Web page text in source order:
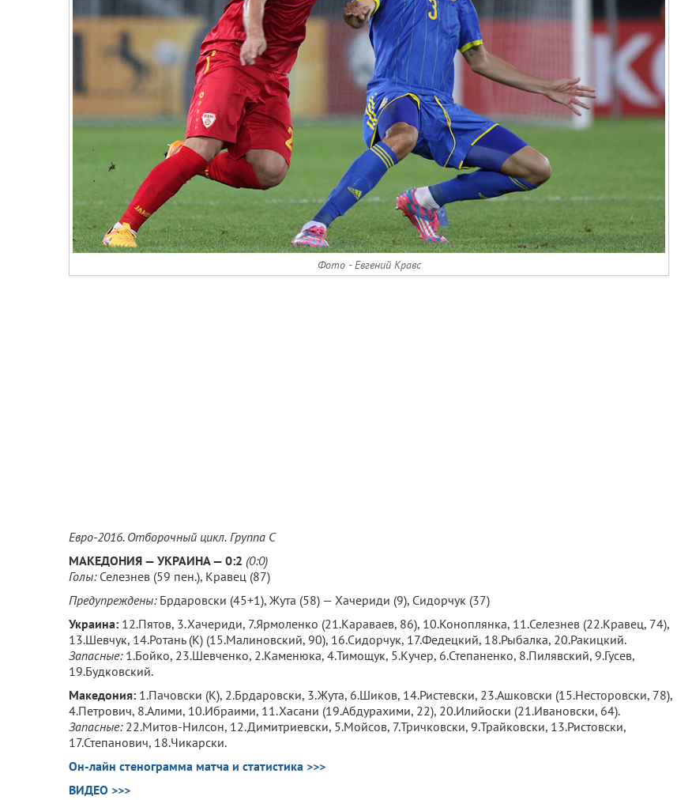
Фото - Евгений Кравс
Евро-2016. Отборочный цикл. Группа С
МАКЕДОНИЯ — УКРАИНА — 0:2 (0:0)
Голы:Селезнев (59 пен.), Кравец (87)
Предупреждены:Брдаровски (45+1), Жута (58) — Хачериди (9), Сидорчук (37)
Украина: 12.Пятов, 3.Хачериди, 7.Ярмоленко (21.Караваев, 86), 10.Коноплянка, 11.Селезнев (22.Кравец, 74),
13.Шевчук, 14.Ротань (К) (15.Малиновский, 90), 16.Сидорчук, 17.Федецкий, 18.Рыбалка, 20.Ракицкий.
Запасные:1.Бойко, 23.Шевченко, 2.Каменюка, 4.Тимощук, 5.Кучер, 6.Степаненко, 8.Пилявский, 9.Гусев,
19.Будковский.
Македония: 1.Пачовски (К), 2.Брдаровски, 3.Жута, 6.Шиков, 14.Ристевски, 23.Ашковски (15.Несторовски, 78),
4.Петрович, 8.Алими, 10.Ибраими, 11.Хасани (19.Абдурахими, 22), 20.Илийоски (21.Ивановски, 64).
Запасные: 22.Митов-Нилсон, 12.Димитриевски, 5.Мойсов, 7.Тричковски, 9.Трайковски, 13.Ристовски,
17.Степанович, 18.Чикарски.
Он-лайн стенограмма матча и статистика >>>
ВИДЕО >>>